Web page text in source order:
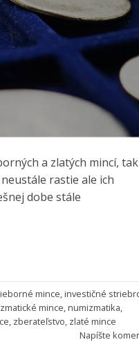
a zlatých mincí, tak
rastie ale ich
dobe stále
mince investičné
mince numizmatika
zberateľstvo zlaté mince
Napíšte